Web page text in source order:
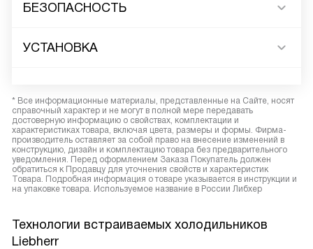
БЕЗОПАСНОСТЬ
УСТАНОВКА
* Все информационные материалы, представленные на Сайте, носят
справочный характер и не могут в полной мере передавать
достоверную информацию о свойствах, комплектации и
характеристиках товара, включая цвета, размеры и формы. Фирма-
производитель оставляет за собой право на внесение изменений в
конструкцию, дизайн и комплектацию товара без предварительного
уведомления. Перед оформлением Заказа Покупатель должен
обратиться к Продавцу для уточнения свойств и характеристик
Товара. Подробная информация о товаре указывается в инструкции и
на упаковке товара. Используемое название в России Либхер
Технологии встраиваемых холодильников
Liebherr